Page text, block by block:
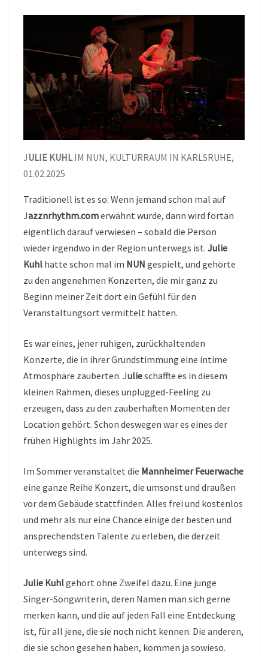
IN
MANNHEIM
AM
10.08.2026
JULIE KUHLIM NUN, KULTURRAUM IN KARLSRUHE,
01.02.2025
Traditionell ist es so: Wenn jemand schon mal auf
Jazznrhythm.comerwähnt wurde, dann wird fortan
eigentlich darauf verwiesen – sobald die Person
wieder irgendwo in der Region unterwegs ist. Julie
Kuhl hatte schon mal im NUN gespielt, und gehörte
zu den angenehmen Konzerten, die mir ganz zu
Beginn meiner Zeit dort ein Gefühl für den
Veranstaltungsort vermittelt hatten.
Es war eines, jener ruhigen, zurückhaltenden
Konzerte, die in ihrer Grundstimmung eine intime
Atmosphäre zauberten. Julieschaffte es in diesem
kleinen Rahmen, dieses unplugged-Feeling zu
erzeugen, dass zu den zauberhaften Momenten der
Location gehört. Schon deswegen war es eines der
frühen Highlights im Jahr 2025.
Im Sommer veranstaltet die Mannheimer Feuerwache
eine ganze Reihe Konzert, die umsonst und draußen
vor dem Gebäude stattfinden. Alles frei und kostenlos
und mehr als nur eine Chance einige der besten und
ansprechendsten Talente zu erleben, die derzeit
unterwegs sind.
Julie Kuhlgehört ohne Zweifel dazu. Eine junge
Singer-Songwriterin, deren Namen man sich gerne
merken kann, und die auf jeden Fall eine Entdeckung
ist, für all jene, die sie noch nicht kennen. Die anderen,
die sie schon gesehen haben, kommen ja sowieso.